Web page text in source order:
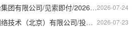
2026-07-24
司/见索即付/2026年银行履约保函四十一
2026-07-23
）有限公司/投标保函/2026银行投标保函十二